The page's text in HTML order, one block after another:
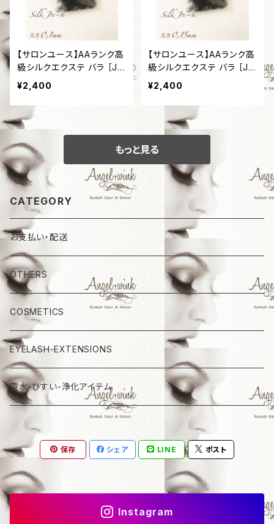
【サロンユース】AAランク高
級シルクエクステ バラ ［Jカ
ール］［太さ0,1mm］
¥2,400
【サロンユース】AAランク高
級シルクエクステ バラ ［Jカ
ール］［太さ0,15mm］
¥2,400
もっと見る
CATEGORY
お支払い・配送
OTHERS
COSMETICS
EYELASH-EXTENSIONS
靈水-ひすい-浄化アイテム
保存 シェア LINE ポスト
Instagram